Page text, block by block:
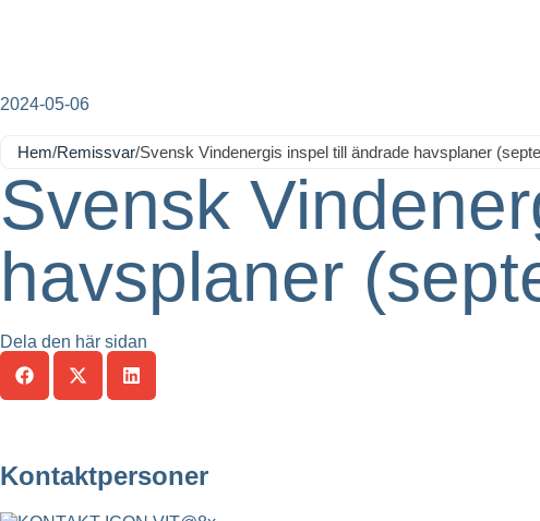
2024-05-06
Hem/Remissvar/Svensk Vindenergis inspel till ändrade havsplaner
Svensk
havsplaner
Dela den här sidan
Kontaktpersoner